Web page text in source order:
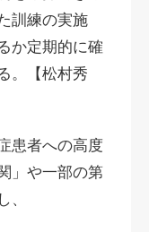
訓練の実施
か定期的に確
。【松村秀
患者への高度
」や一部の第
、